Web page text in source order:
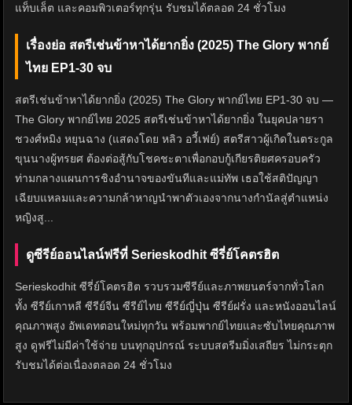
แท็บเล็ต และคอมพิวเตอร์ทุกรุ่น รับชมได้ตลอด 24 ชั่วโมง
เรื่องย่อ สตรีเช่นข้าหาได้ยากยิ่ง (2025) The Glory พากย์
ไทย EP1-30 จบ
สตรีเช่นข้าหาได้ยากยิ่ง (2025) The Glory พากย์ไทย EP1-30 จบ —
The Glory พากย์ไทย 2025 สตรีเช่นข้าหาได้ยากยิ่ง ในยุคปลายรา
ชวงศ์หมิง หยุนฉาง (แสดงโดย หลิว อวี้เฟย์) สตรีสาวผู้เกิดในตระกูล
ขุนนางผู้ทรยศ ต้องต่อสู้กับโชคชะตาเพื่อกอบกู้เกียรติยศครอบครัว
ท่ามกลางแผนการชิงอำนาจของขันทีและแม่ทัพ เธอใช้สติปัญญา
เฉียบแหลมและความกล้าหาญนำพาตัวเองจากนางกำนัลสู่ตำแหน่ง
หญิงสู...
ดูซีรีย์ออนไลน์ฟรีที่ Serieskodhit ซีรี่ย์โคตรฮิต
Serieskodhit ซีรี่ย์โคตรฮิต รวบรวมซีรีย์และภาพยนตร์จากทั่วโลก
ทั้ง ซีรีย์เกาหลี ซีรีย์จีน ซีรีย์ไทย ซีรีย์ญี่ปุ่น ซีรีย์ฝรั่ง และหนังออนไลน์
คุณภาพสูง อัพเดทตอนใหม่ทุกวัน พร้อมพากย์ไทยและซับไทยคุณภาพ
สูง ดูฟรีไม่มีค่าใช้จ่าย บนทุกอุปกรณ์ ระบบสตรีมมิ่งเสถียร ไม่กระตุก
รับชมได้ต่อเนื่องตลอด 24 ชั่วโมง